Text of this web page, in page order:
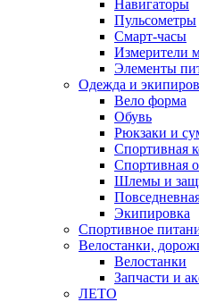
Навигаторы
Пульсометры
Смарт-часы
Измерители
Элементы
Одежда и
Вело форма
Обувь
Рюкзаки и
Спортивная
Спортивная
Шлемы и
Экипировка
Спортивное
Велостанки,
Велостанки
Запчасти и
ЛЕТО